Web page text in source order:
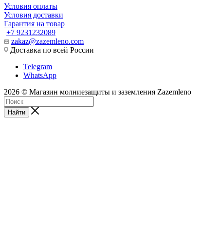
Условия оплаты
Условия доставки
Гарантия на товар
+7 9231232089
zakaz@zazemleno.com
Доставка по всей России
Telegram
WhatsApp
2026 © Магазин молниезащиты и заземления Zazemleno
Найти